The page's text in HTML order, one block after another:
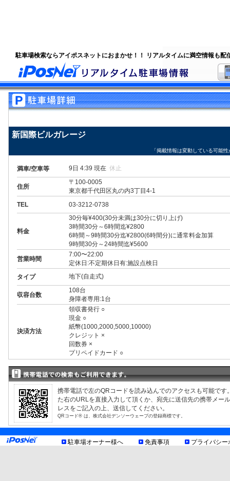
駐車場検索ならアイポスネットにおまかせ！！ リアルタイムに満空情報も配
新国際ビルガレージ
「掲載情報は変動している可能
満車/空車等 9日 4:39 現在休止
住所
〒100-0005
東京都千代田区丸の内3丁目4-1
TEL
03-3212-0738
料金
30分毎¥400(30分未満は30分に切り上げ)
3時間30分～6時間迄¥2800
6時間～9時間30分迄¥2800(6時間分)に通常料金加算
9時間30分～24時間迄¥5600
営業時間
7:00〜22:00
定休日:不定期休日有:施設点検日
タイプ
地下(自走式)
収容台数
108台
身障者専用:1台
決済方法
領収書発行 ○
現金 ○
紙幣(1000,2000,5000,10000)
クレジット ×
回数券 ×
プリペイドカード ○
制限事項
RV ○
1BOX ○
外車 ○
高 2.10m まで
幅 2.50m まで
長 6.00m まで
駐輪場あり
携帯電話で左のQRコードを読み込んでのアクセスも可能です
た右のURLを直接入力して頂くか、宛先に送信先の携帯メー
レスをご記入の上、送信してください。
QRコード® は、株式会社デンソーウェーブの登録商標です。
駐車場オーナー様へ 免責事項 プライバシー